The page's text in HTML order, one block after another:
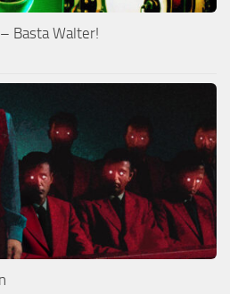
– Basta Walter!